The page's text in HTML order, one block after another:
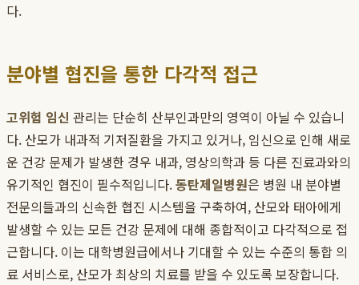
다.
분야별 협진을 통한 다각적 접근
고위험 임신 관리는 단순히 산부인과만의 영역이 아닐 수 있습니
다. 산모가 내과적 기저질환을 가지고 있거나, 임신으로 인해 새로
운 건강 문제가 발생한 경우 내과, 영상의학과 등 다른 진료과와의
유기적인 협진이 필수적입니다.동탄제일병원은 병원 내 분야별
전문의들과의 신속한 협진 시스템을 구축하여, 산모와 태아에게
발생할 수 있는 모든 건강 문제에 대해 종합적이고 다각적으로 접
근합니다. 이는 대학병원급에서나 기대할 수 있는 수준의 통합 의
료 서비스로, 산모가 최상의 치료를 받을 수 있도록 보장합니다.